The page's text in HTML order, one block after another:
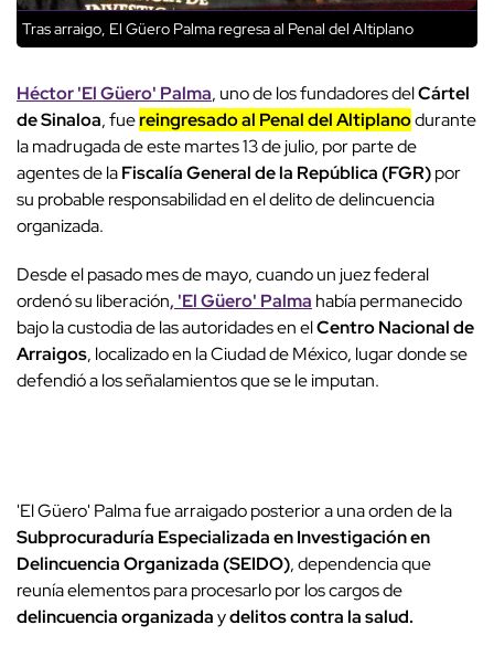
Tras arraigo, El Güero Palma regresa al Penal del Altiplano
Héctor 'El Güero' Palma, uno de los fundadores delCártel
de Sinaloa, fuereingresado al Penal del Altiplanodurante
la madrugada de este martes 13 de julio, por parte de
agentes de laFiscalía General de la República (FGR)por
su probable responsabilidad en el delito de delincuencia
organizada.
Desde el pasado mes de mayo, cuando un juez federal
ordenó su liberación, 'El Güero' Palma había permanecido
bajo la custodia de las autoridades en elCentro Nacional de
Arraigos, localizado en la Ciudad de México, lugar donde se
defendió a los señalamientos que se le imputan.
'El Güero' Palma fue arraigado posterior a una orden de la
Subprocuraduría Especializada en Investigación en
Delincuencia Organizada (SEIDO), dependencia que
reunía elementos para procesarlo por los cargos de
delincuencia organizadaydelitos contra la salud.